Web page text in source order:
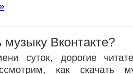
музыку Вконтакте?
суток, дорогие
как скачать